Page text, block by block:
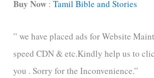
g
o
r
Buy Now :Tamil Bible and Stories
” we have placed ads for Website
speed CDN & etc.Kindly help us to
you . Sorry for the Inconvenience.”